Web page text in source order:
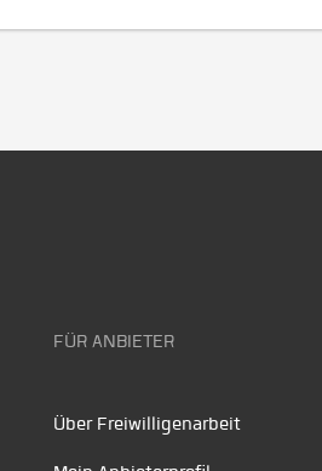
FÜR ANBIETER
Über Freiwilligenarbeit